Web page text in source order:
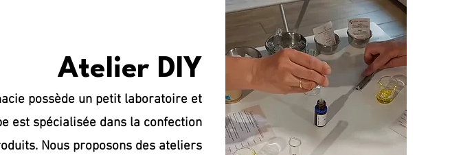
Atelier DIY
possède un petit laboratoire et
est spécialisée dans la confection
Nous proposons des ateliers